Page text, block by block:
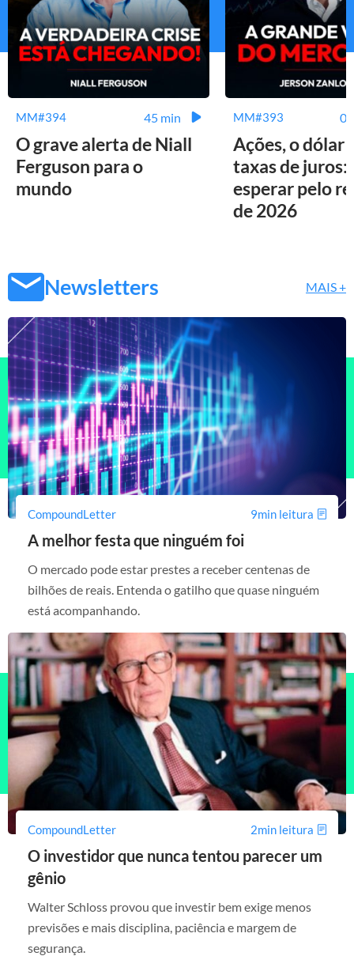
MM#394 45 min
O grave alerta de Niall
Ferguson para o
mundo
MM#393
Ações, o dólar
taxas de juros:
esperar pelo
de 2026
Newsletters MAIS +
CompoundLetter 9min leitura
A melhor festa que ninguém foi
O mercado pode estar prestes a receber centenas de
bilhões de reais. Entenda o gatilho que quase ninguém
está acompanhando.
CompoundLetter 2min leitura
O investidor que nunca tentou parecer um
gênio
Walter Schloss provou que investir bem exige menos
previsões e mais disciplina, paciência e margem de
segurança.